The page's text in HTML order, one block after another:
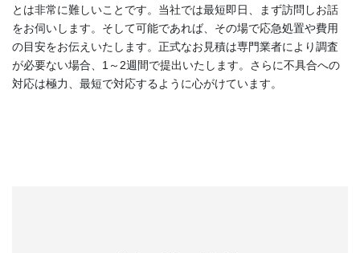
とは非常に難しいことです。当社では最短即日、まず訪問しお話
をお伺いします。そして可能であれば、その場で応急処置や費用
の目安をお伝えいたします。正式なお見積は専門業者により調査
が必要ない場合、1～2週間で提出いたします。さらに不具合への
対応は極力、最短で対応するように心がけています。